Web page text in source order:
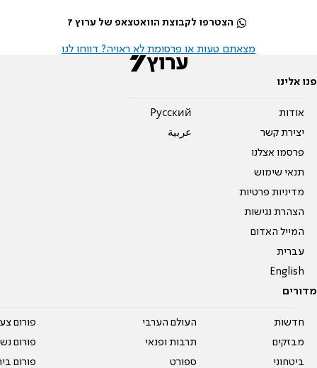
הצטרפו לקבוצת הוואטצאפ של ערוץ 7
מצאתם טעות או פרסומת לא ראויה? דווחו לנו
פנו אלינו
אודות
יצירת קשר
פרסמו אצלנו
תנאי שימוש
מדיניות פרטיות
הצהרת נגישות
המייל האדום
עברית
English
Pусский
عربية
מדורים
חדשות
מבזקים
ביטחוני
העולם הערבי
תרבות ופנאי
ספורט
פורום
פורום
פורום